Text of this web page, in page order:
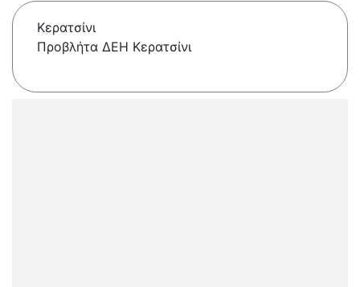
Κερατσίνι
Προβλήτα ΔΕΗ Κερατσίνι